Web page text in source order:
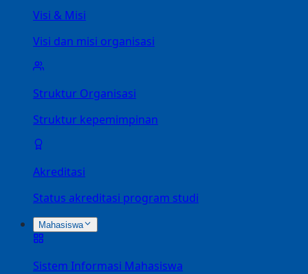
Visi & Misi
Visi dan misi organisasi
Struktur Organisasi
Struktur kepemimpinan
Akreditasi
Status akreditasi program studi
Mahasiswa
Sistem Informasi Mahasiswa